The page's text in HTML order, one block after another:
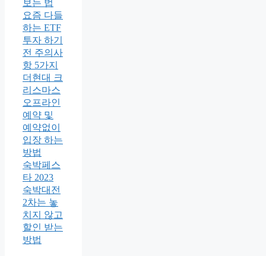
보는 법
요즘 다들
하는 ETF
투자 하기
전 주의사
항 5가지
더현대 크
리스마스
오프라인
예약 및
예약없이
입장 하는
방법
숙박페스
타 2023
숙박대전
2차는 놓
치지 않고
할인 받는
방법